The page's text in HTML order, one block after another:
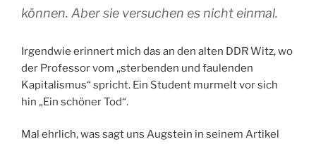
können. Aber sie versuchen es nicht einmal.
Irgendwie erinnert mich das an den alten DDR Witz, wo
der Professor vom „sterbenden und faulenden
Kapitalismus“ spricht. Ein Student murmelt vor sich
hin „Ein schöner Tod“.
Mal ehrlich, was sagt uns Augstein in seinem Artikel